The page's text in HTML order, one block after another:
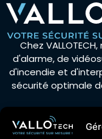
Chez
d'alarme, de
d'incendie et
sécurité optimale